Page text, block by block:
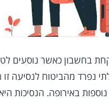
בחשבון כאשר נוסעים
נפרד מהביטוח לנסיעה
באירופה. הנסיכות